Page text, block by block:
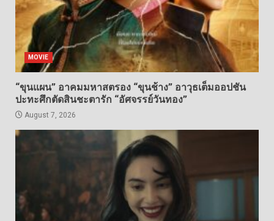
MOVIE
“ขุนแผน” อาคมมหาสตรอง “ขุนช้าง” อาวุธเต็มออปชัน
ปะทะศึกตัดสินชะตารัก “อัศจรรย์วันทอง”
August 7, 2026